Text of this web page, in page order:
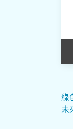
文
章
綠
未